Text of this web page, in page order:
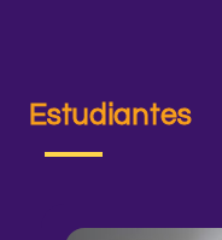
Estudiantes